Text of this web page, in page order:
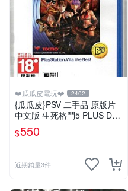
❤️瓜瓜皮電玩❤️ 2402
{瓜瓜皮}PSV 二手品 原版片
中文版 生死格鬥5 PLUS Dea
d or Alive 5(遊戲都有回收)
$550
近期銷量3件